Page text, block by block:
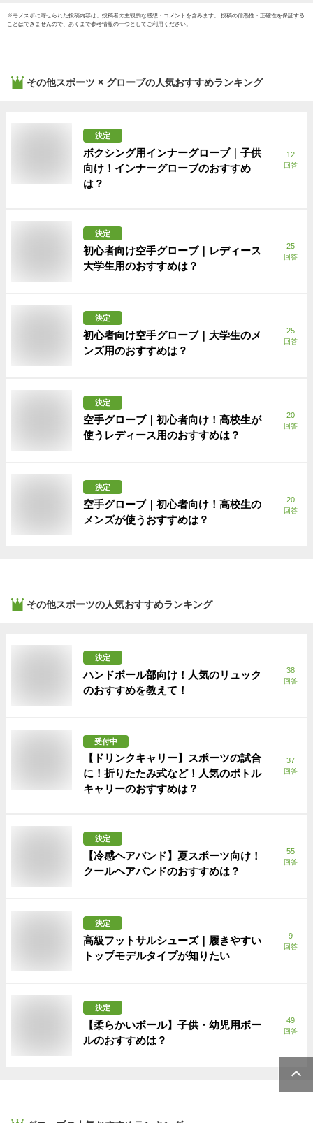
※モノスポに寄せられた投稿内容は、投稿者の主観的な感想・コメントを含みます。 投稿の信憑性・正確性を保証する
ことはできませんので、あくまで参考情報の一つとしてご利用ください。
その他スポーツ × グローブの人気おすすめランキング
決定
ボクシング用インナーグローブ｜子供
向け！インナーグローブのおすすめ
は？
12
回答
決定
初心者向け空手グローブ｜レディース
大学生用のおすすめは？
25
回答
決定
初心者向け空手グローブ｜大学生のメ
ンズ用のおすすめは？
25
回答
決定
空手グローブ｜初心者向け！高校生が
使うレディース用のおすすめは？
20
回答
決定
空手グローブ｜初心者向け！高校生の
メンズが使うおすすめは？
20
回答
その他スポーツの人気おすすめランキング
決定
ハンドボール部向け！人気のリュック
のおすすめを教えて！
38
回答
受付中
【ドリンクキャリー】スポーツの試合
に！折りたたみ式など！人気のボトル
キャリーのおすすめは？
37
回答
決定
【冷感ヘアバンド】夏スポーツ向け！
クールヘアバンドのおすすめは？
55
回答
決定
高級フットサルシューズ｜履きやすい
トップモデルタイプが知りたい
9
回答
決定
【柔らかいボール】子供・幼児用ボー
ルのおすすめは？
49
回答